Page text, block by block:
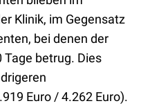
Klinik, im Gegensatz
bei denen der
betrug. Dies
Euro / 4.262 Euro).